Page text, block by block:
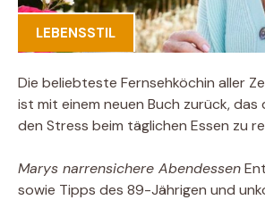
LEBENSSTIL
Die beliebteste Fernsehköchin aller
ist mit einem neuen Buch zurück,
den Stress beim täglichen Essen zu
Marys narrensichere Abendessen
sowie Tipps des 89-Jährigen und